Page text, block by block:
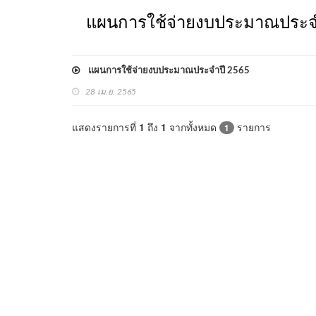
แผนการใช้จ่ายงบประมาณประ
แผนการใช้จ่ายงบประมาณประจำปี 2565
28 เม.ย. 2565
แสดงรายการที่ 1 ถึง 1 จากทั้งหมด 1 รายการ